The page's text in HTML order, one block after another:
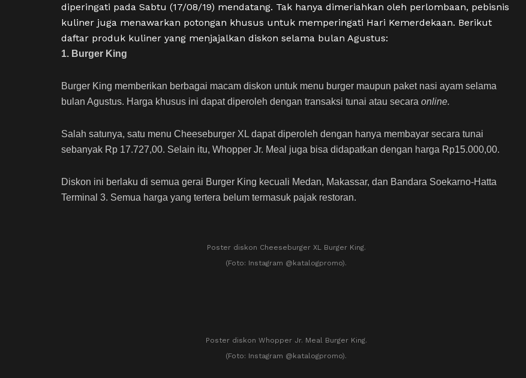
diperingati pada Sabtu (17/08/19) mendatang. Tak hanya dimeriahkan oleh perlombaan, pebisnis
kuliner juga menawarkan potongan khusus untuk memperingati Hari Kemerdekaan. Berikut
daftar produk kuliner yang menjajalkan diskon selama bulan Agustus:
1. Burger King
Burger King memberikan berbagai macam diskon untuk menu burger maupun paket nasi ayam selama
bulan Agustus. Harga khusus ini dapat diperoleh dengan transaksi tunai atau secara online.
Salah satunya, satu menu Cheeseburger XL dapat diperoleh dengan hanya membayar secara tunai
sebanyak Rp 17.727,00. Selain itu, Whopper Jr. Meal juga bisa didapatkan dengan harga Rp15.000,00.
Diskon ini berlaku di semua gerai Burger King kecuali Medan, Makassar, dan Bandara Soekarno-Hatta
Terminal 3. Semua harga yang tertera belum termasuk pajak restoran.
Poster diskon Cheeseburger XL Burger King.
(Foto: Instagram @katalogpromo).
Poster diskon Whopper Jr. Meal Burger King.
(Foto: Instagram @katalogpromo).